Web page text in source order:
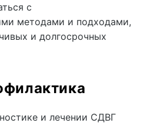
с
методами и подходами,
и долгосрочных
и лечении СДВГ